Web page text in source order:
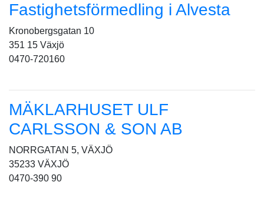
Fastighetsförmedling i Alvesta
Kronobergsgatan 10
351 15 Växjö
0470-720160
MÄKLARHUSET ULF
CARLSSON & SON AB
NORRGATAN 5, VÄXJÖ
35233 VÄXJÖ
0470-390 90